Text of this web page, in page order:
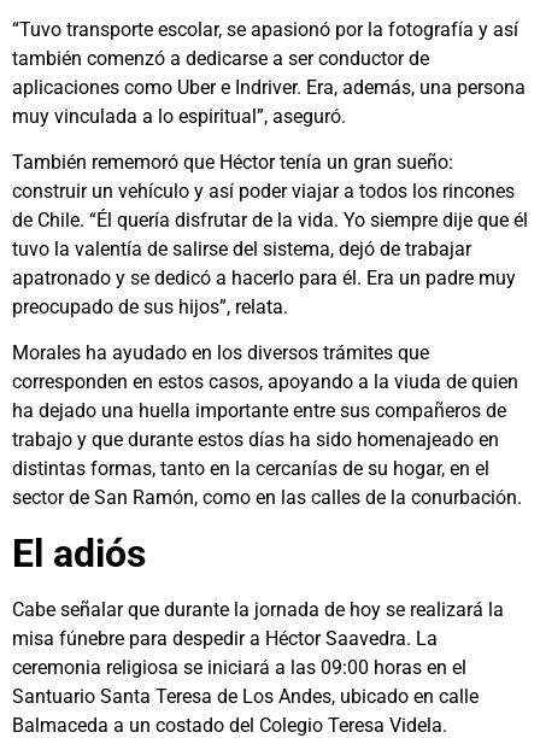
“Tuvo transporte escolar, se apasionó por la fotografía y así
también comenzó a dedicarse a ser conductor de
aplicaciones como Uber e Indriver. Era, además, una persona
muy vinculada a lo espiritual”, aseguró.
También rememoró que Héctor tenía un gran sueño:
construir un vehículo y así poder viajar a todos los rincones
de Chile. “Él quería disfrutar de la vida. Yo siempre dije que él
tuvo la valentía de salirse del sistema, dejó de trabajar
apatronado y se dedicó a hacerlo para él. Era un padre muy
preocupado de sus hijos”, relata.
Morales ha ayudado en los diversos trámites que
corresponden en estos casos, apoyando a la viuda de quien
ha dejado una huella importante entre sus compañeros de
trabajo y que durante estos días ha sido homenajeado en
distintas formas, tanto en la cercanías de su hogar, en el
sector de San Ramón, como en las calles de la conurbación.
El adiós
Cabe señalar que durante la jornada de hoy se realizará la
misa fúnebre para despedir a Héctor Saavedra. La
ceremonia religiosa se iniciará a las 09:00 horas en el
Santuario Santa Teresa de Los Andes, ubicado en calle
Balmaceda a un costado del Colegio Teresa Videla.